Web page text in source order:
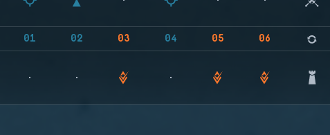
01 02 03 04 05 06